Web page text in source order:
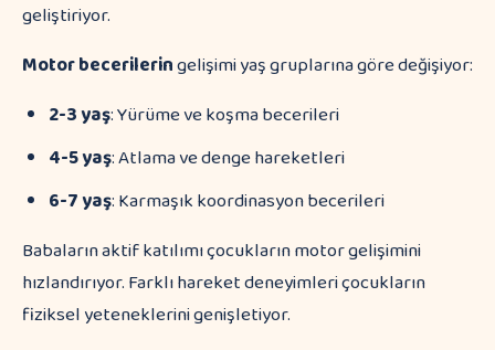
geliştiriyor.
Motor becerileringelişimi yaş gruplarına göre değişiyor:
2-3 yaş: Yürüme ve koşma becerileri
4-5 yaş: Atlama ve denge hareketleri
6-7 yaş: Karmaşık koordinasyon becerileri
Babaların aktif katılımı çocukların motor gelişimini
hızlandırıyor. Farklı hareket deneyimleri çocukların
fiziksel yeteneklerini genişletiyor.